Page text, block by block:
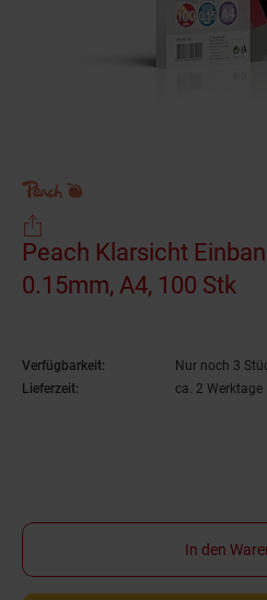
Peach Klarsicht
0.15mm, A4, 100 Stk
Verfügbarkeit:
Nur noch 3
Lieferzeit:
ca. 2 Werktage
In den